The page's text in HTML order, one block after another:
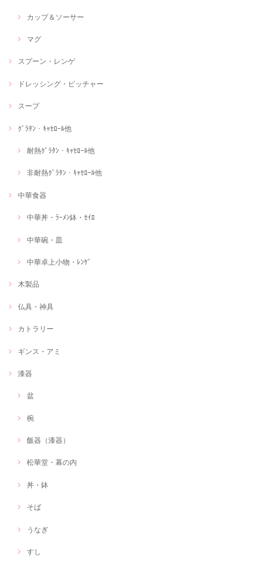
カップ＆ソーサー
マグ
スプーン・レンゲ
ドレッシング・ピッチャー
スープ
ｸﾞﾗﾀﾝ・ｷｬｾﾛｰﾙ他
耐熱ｸﾞﾗﾀﾝ・ｷｬｾﾛｰﾙ他
非耐熱ｸﾞﾗﾀﾝ・ｷｬｾﾛｰﾙ他
中華食器
中華丼・ﾗｰﾒﾝ鉢・ｾｲﾛ
中華碗・皿
中華卓上小物・ﾚﾝｹﾞ
木製品
仏具・神具
カトラリー
ギンス・アミ
漆器
盆
椀
飯器（漆器）
松華堂・幕の内
丼・鉢
そば
うなぎ
すし